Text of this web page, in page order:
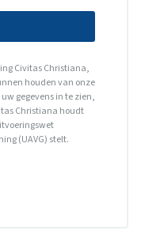
Civitas Christiana,
houden van onze
gegevens in te zien,
Christiana houdt
(UAVG) stelt.